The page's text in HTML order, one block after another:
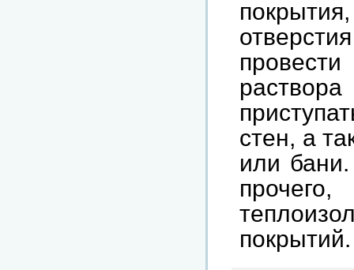
стен, а
или
покрытий.